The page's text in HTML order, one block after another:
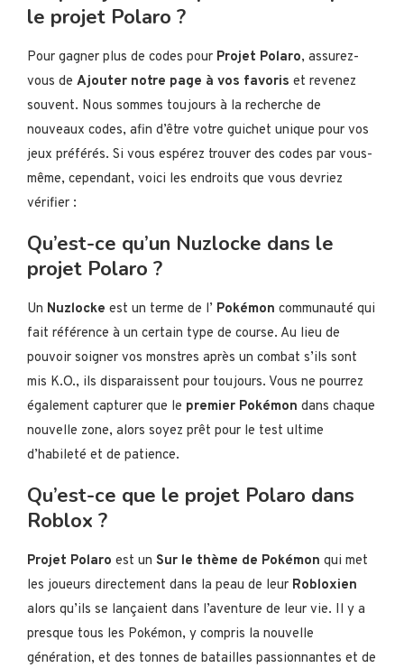
le projet Polaro ?
Pour gagner plus de codes pour Projet Polaro, assurez-
vous de Ajouter notre page à vos favoris et revenez
souvent. Nous sommes toujours à la recherche de
nouveaux codes, afin d’être votre guichet unique pour vos
jeux préférés. Si vous espérez trouver des codes par vous-
même, cependant, voici les endroits que vous devriez
vérifier :
Qu’est-ce qu’un Nuzlocke dans le
projet Polaro ?
Un Nuzlocke est un terme de l’ Pokémon communauté qui
fait référence à un certain type de course. Au lieu de
pouvoir soigner vos monstres après un combat s’ils sont
mis K.O., ils disparaissent pour toujours. Vous ne pourrez
également capturer que le premier Pokémon dans chaque
nouvelle zone, alors soyez prêt pour le test ultime
d’habileté et de patience.
Qu’est-ce que le projet Polaro dans
Roblox ?
Projet Polaro est un Sur le thème de Pokémon qui met
les joueurs directement dans la peau de leur Robloxien
alors qu’ils se lançaient dans l’aventure de leur vie. Il y a
presque tous les Pokémon, y compris la nouvelle
génération, et des tonnes de batailles passionnantes et de